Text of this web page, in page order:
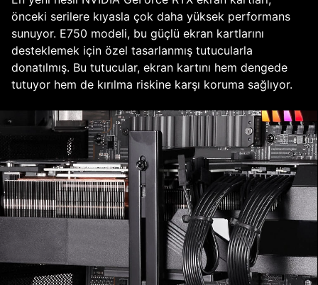
önceki serilere kıyasla çok daha yüksek performans
sunuyor. E750 modeli, bu güçlü ekran kartlarını
desteklemek için özel tasarlanmış tutucularla
donatılmış. Bu tutucular, ekran kartını hem dengede
tutuyor hem de kırılma riskine karşı koruma sağlıyor.